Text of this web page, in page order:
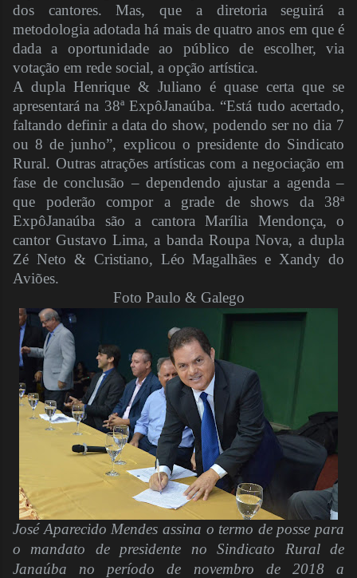
dos cantores. Mas, que a diretoria seguirá a
metodologia adotada há mais de quatro anos em que é
dada a oportunidade ao público de escolher, via
votação em rede social, a opção artística.
A dupla Henrique & Juliano é quase certa que se
apresentará na 38ª ExpôJanaúba. “Está tudo acertado,
faltando definir a data do show, podendo ser no dia 7
ou 8 de junho”, explicou o presidente do Sindicato
Rural. Outras atrações artísticas com a negociação em
fase de conclusão – dependendo ajustar a agenda –
que poderão compor a grade de shows da 38ª
ExpôJanaúba são a cantora Marília Mendonça, o
cantor Gustavo Lima, a banda Roupa Nova, a dupla
Zé Neto & Cristiano, Léo Magalhães e Xandy do
Aviões.
Foto Paulo & Galego
José Aparecido Mendes assina o termo de posse para
o mandato de presidente no Sindicato Rural de
Janaúba no período de novembro de 2018 a